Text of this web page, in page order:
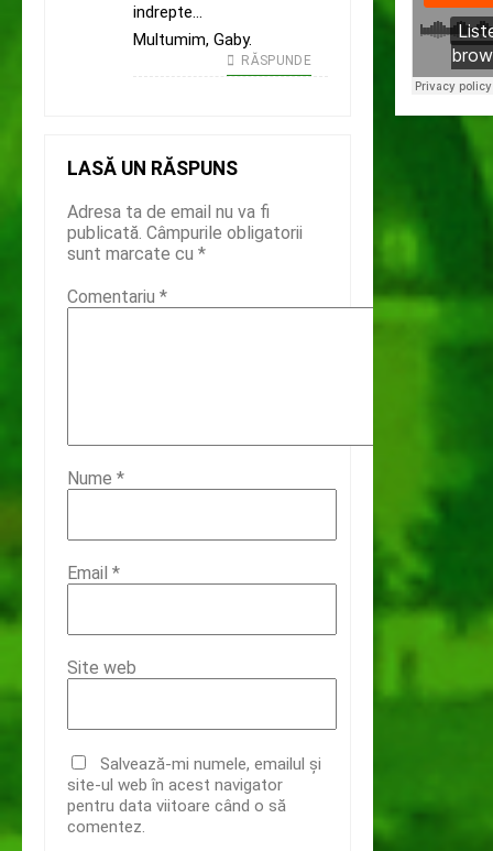
indrepte…
Multumim, Gaby.
RĂSPUNDE
LASĂ UN RĂSPUNS
Adresa ta de email nu va fi
publicată. Câmpurile obligatorii
sunt marcate cu *
Comentariu *
Nume *
Email *
Site web
Salvează-mi numele, emailul și
site-ul web în acest navigator
pentru data viitoare când o să
comentez.